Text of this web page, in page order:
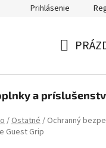
Prihlásenie
KOŠÍK
a
/Ostatné/ Ochranný
Guest Grip